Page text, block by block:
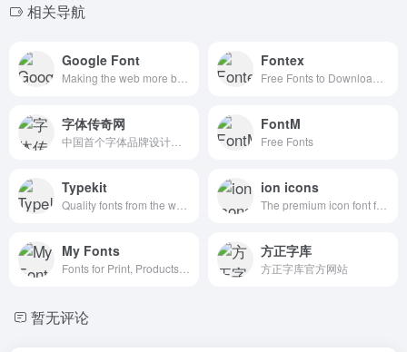
相关导航
Google Font Fontex
字体传奇网 FontM
Free Fonts
Typekit ion icons
My Fonts 方正字库
方正字库官方网站
暂无评论